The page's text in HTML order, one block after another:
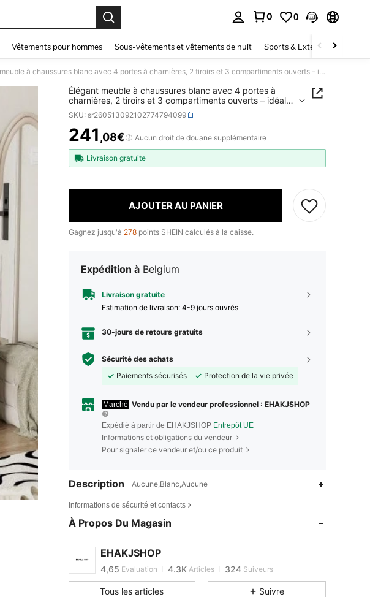
0 0
Vêtements pour hommes Sous-vêtements et vêtements de nuit Sports & Extérieur
Élégant meuble à chaussures blanc avec 4 portes à charnières, 2 tiroirs et 3 compartiments ouverts – idéal pour les entrées et couloirs modernes, dimensions 110 x 26 x 100 cm
Élégant meuble à chaussures blanc avec 4 portes à
charnières, 2 tiroirs et 3 compartiments ouverts – idéal
pour les entrées et couloirs modernes, dimensions 110 x
26 x 100 cm
SKU: sr260513092102774794099
PRICE AND AVAILABILITY
241,08€ Aucun droit de douane supplémentaire
Livraison gratuite
AJOUTER AU PANIER
Gagnez jusqu'à 278 points SHEIN calculés à la caisse.
Expédition à Belgium
Livraison gratuite
Estimation de livraison: 4-9 jours ouvrés
30-jours de retours gratuits
Sécurité des achats
Paiements sécurisés
Protection de la vie privée
Marché Vendu par le vendeur professionnel : EHAKJSHOP
Expédié à partir de EHAKJSHOP Entrepôt UE
Informations et obligations du vendeur
Pour signaler ce vendeur et/ou ce produit
Description Aucune,Blanc,Aucune
Informations de sécurité et contacts
À Propos Du Magasin
EHAKJSHOP
4,65
4,65 Evaluation 4.3K Articles 324 Suiveurs
4,65
Tous les articles Suivre